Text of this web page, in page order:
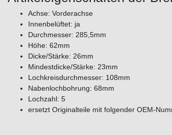
Achse: Vorderachse
Innenbelüftet: ja
Durchmesser: 285,5mm
Höhe: 62mm
Dicke/Stärke: 26mm
Mindestdicke/Stärke: 23mm
Lochkreisdurchmesser: 108mm
Nabenlochbohrung: 68mm
Lochzahl: 5
ersetzt Originalteile mit folgender OEM-